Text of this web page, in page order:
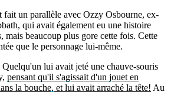
fait un parallèle avec Ozzy Osbourne, ex-
qui avait également eu une histoire
mais beaucoup plus gore cette fois. Cette
que le personnage lui-même.
Quelqu'un lui avait jeté une chauve-souris
pensant qu'il s'agissait d'un jouet en
la bouche, et lui avait arraché la tête! Au